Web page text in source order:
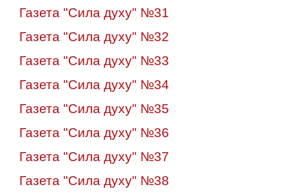
Газета "Сила духу" №31
Газета "Сила духу" №32
Газета "Сила духу" №33
Газета "Сила духу" №34
Газета "Сила духу" №35
Газета "Сила духу" №36
Газета "Сила духу" №37
Газета "Сила духу" №38